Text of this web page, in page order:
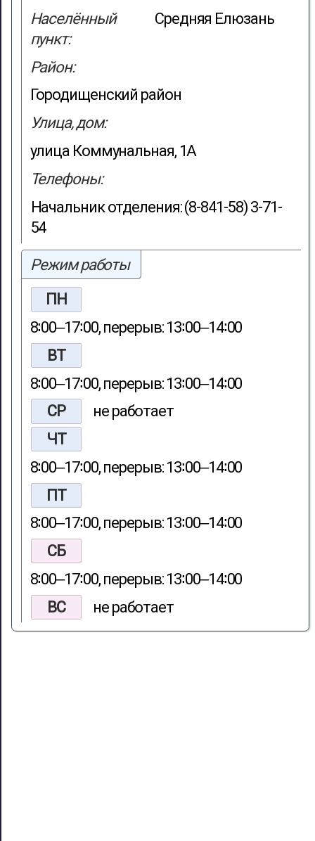
Населённый
пункт:
Средняя Елюзань
Район:
Городищенский район
Улица, дом:
улица Коммунальная, 1А
Телефоны:
Начальник отделения: (8-841-58) 3-71-
54
Режим работы
ПН
8∶00‒17∶00, перерыв: 13∶00‒14∶00
ВТ
8∶00‒17∶00, перерыв: 13∶00‒14∶00
СР
не работает
ЧТ
8∶00‒17∶00, перерыв: 13∶00‒14∶00
ПТ
8∶00‒17∶00, перерыв: 13∶00‒14∶00
СБ
8∶00‒17∶00, перерыв: 13∶00‒14∶00
ВС
не работает